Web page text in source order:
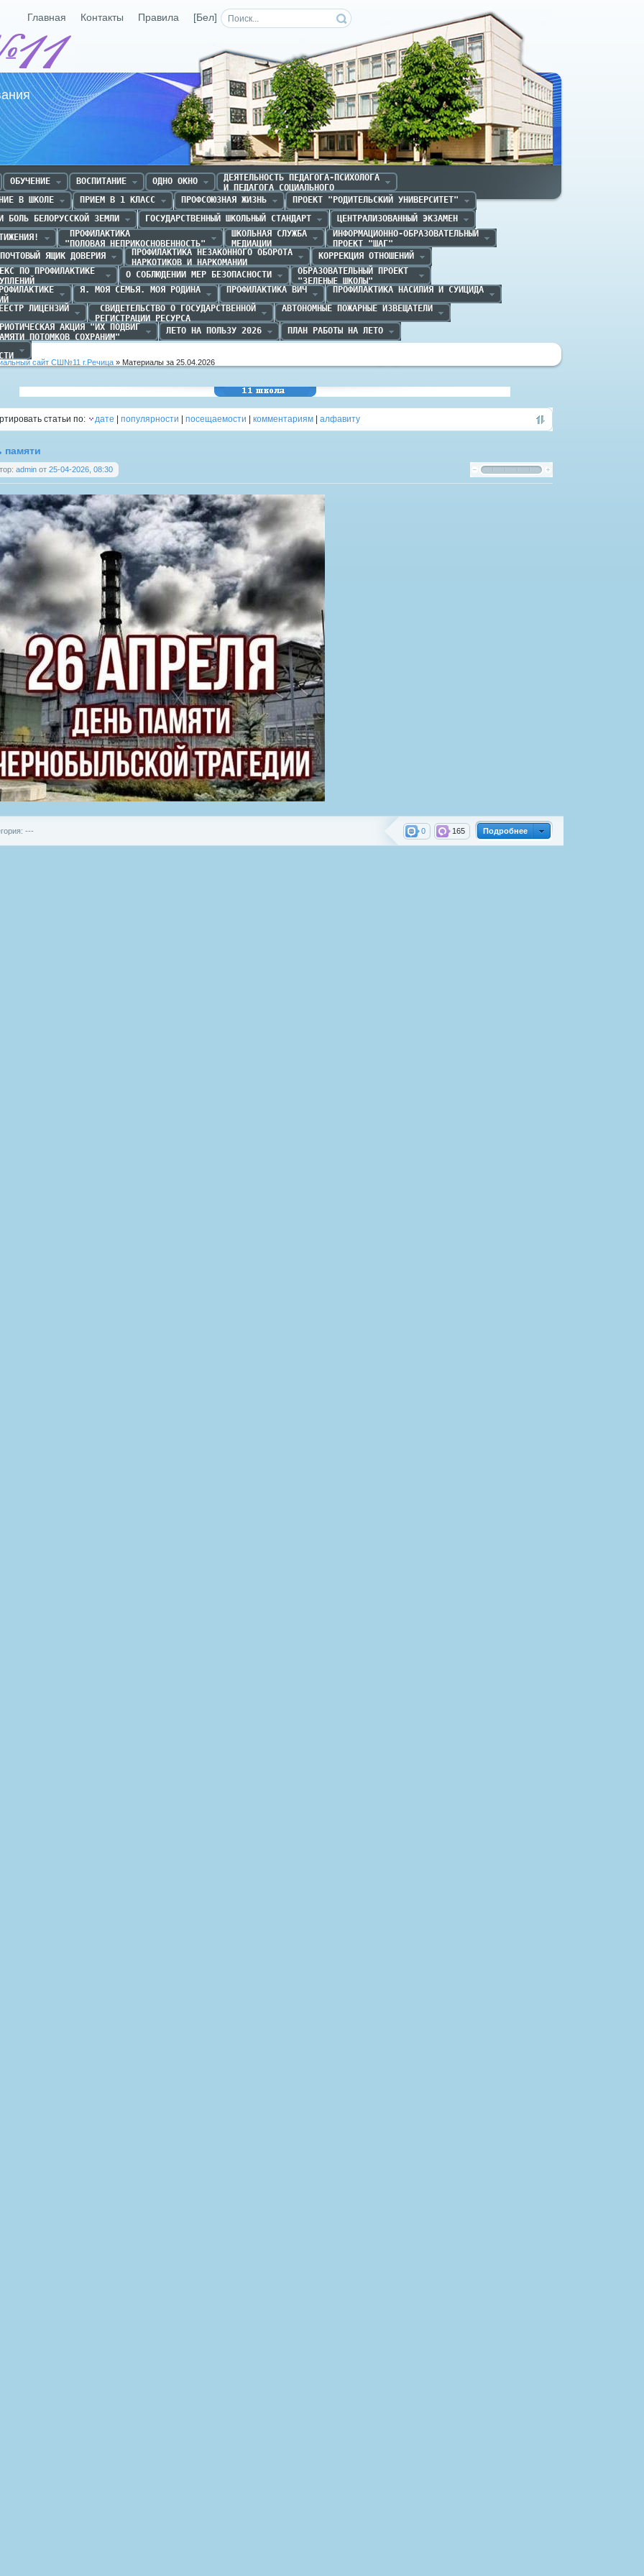
Средняя школа №11 г.Речица
Главная Контакты Правила [Бел]
ОБУЧЕНИЕ ВОСПИТАНИЕ ОДНО ОКНО
ДЕЯТЕЛЬНОСТЬ ПЕДАГОГА-ПСИХОЛОГА
И ПЕДАГОГА СОЦИАЛЬНОГО
В ШКОЛЕ
ПРИЕМ В 1 КЛАСС ПРОФСОЮЗНАЯ ЖИЗНЬ
ПРОЕКТ "РОДИТЕЛЬСКИЙ УНИВЕРСИТЕТ"
БОЛЬ БЕЛОРУССКОЙ ЗЕМЛИ
ГОСУДАРСТВЕННЫЙ ШКОЛЬНЫЙ СТАНДАРТ
ЦЕНТРАЛИЗОВАННЫЙ ЭКЗАМЕН
ПРОФИЛАКТИКА
"ПОЛОВАЯ НЕПРИКОСНОВЕННОСТЬ"
ШКОЛЬНАЯ СЛУЖБА
МЕДИАЦИИ
ИНФОРМАЦИОННО-ОБРАЗОВАТЕЛЬНЫЙ
ПРОЕКТ "ШАГ"
ПОЧТОВЫЙ ЯЩИК ДОВЕРИЯ
ПРОФИЛАКТИКА НЕЗАКОННОГО ОБОРОТА
НАРКОТИКОВ И НАРКОМАНИИ
КОРРЕКЦИЯ ОТНОШЕНИЙ
ПО ПРОФИЛАКТИКЕ
О СОБЛЮДЕНИИ МЕР БЕЗОПАСНОСТИ
ОБРАЗОВАТЕЛЬНЫЙ ПРОЕКТ
"ЗЕЛЕНЫЕ ШКОЛЫ"
Я. МОЯ СЕМЬЯ. МОЯ РОДИНА ПРОФИЛАКТИКА ВИЧ
ПРОФИЛАКТИКА НАСИЛИЯ И СУИЦИДА
ЛИЦЕНЗИЙ
СВИДЕТЕЛЬСТВО О ГОСУДАРСТВЕННОЙ
РЕГИСТРАЦИИ РЕСУРСА
АВТОНОМНЫЕ ПОЖАРНЫЕ ИЗВЕЩАТЕЛИ
АКЦИЯ "ИХ ПОДВИГ
ПОТОМКОВ СОХРАНИМ"
ЛЕТО НА ПОЛЬЗУ 2026
ПЛАН РАБОТЫ НА ЛЕТО
сайт СШ№11 г.Речица » Материалы за 25.04.2026
статьи по: дате популярности посещаемости комментариям алфавиту
памяти
admin от 25-04-2026, 08:30
Подробнее
165
0
---